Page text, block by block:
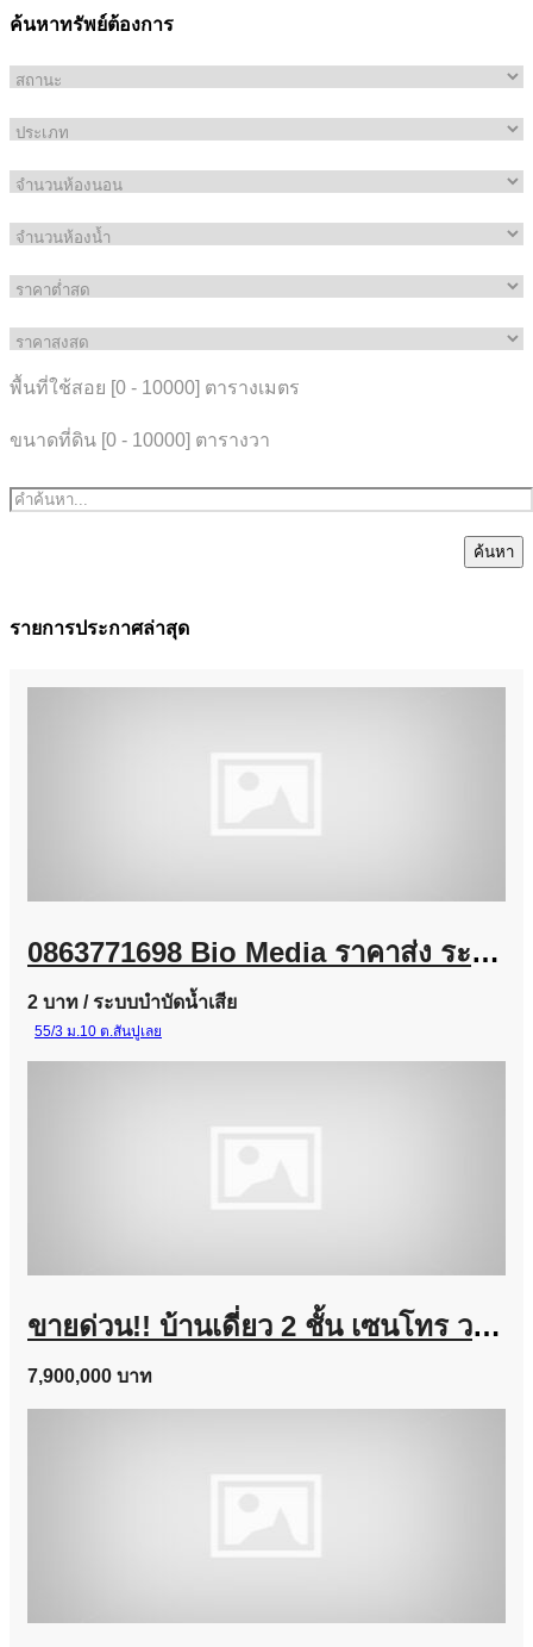
ค้นหาทรัพย์ต้องการ
พื้นที่ใช้สอย [0 - 10000] ตารางเมตร
ขนาดที่ดิน [0 - 10000] ตารางวา
ค้นหา
รายการประกาศล่าสุด
0863771698 Bio Media ราคาส่ง ระบบบำบัดน้ำเสีย โรงงานอุตสาหกรรม และงานโครงการ
2 บาท / ระบบบำบัดน้ำเสีย
55/3 ม.10 ต.สันปูเลย
ขายด่วน!! บ้านเดี่ยว 2 ชั้น เซนโทร วงแหวน-จตุโชติ (ขนาด 59 ตร.ว.) เดินทางง่าย ใกล้ทางด่วนนิดเดียว สามวาตะวันตก คลองสามวา กทม. : Centro Wongwaen-Chatuchot
7,900,000 บาท